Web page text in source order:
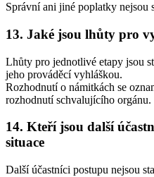
Správní ani jiné poplatky nejsou
13. Jaké jsou lhůty pro
Lhůty pro jednotlivé etapy jsou
jeho prováděcí vyhláškou.
Rozhodnutí o námitkách se
rozhodnutí schvalujícího orgánu.
14. Kteří jsou další
situace
Další účastníci postupu nejsou